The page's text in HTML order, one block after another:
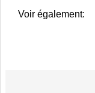
Voir également: